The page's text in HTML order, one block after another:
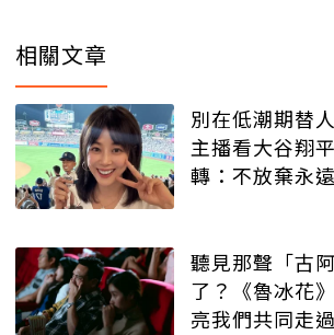
相關文章
別在低潮期替
主播看大谷翔
轉：不放棄永
聽見那聲「古
了？《魯冰花
亮我們共同走